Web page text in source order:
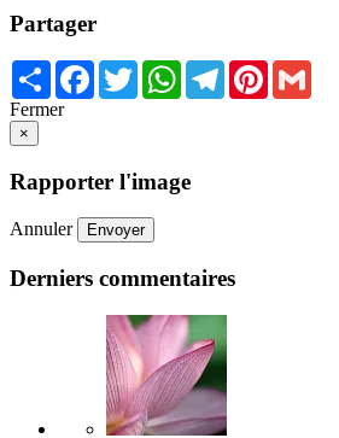
Partager
Share Facebook
TwitterWhatsApp
TelegramPinterest
Fermer
×
Rapporter l'image
Annuler Envoyer
Derniers commentaires